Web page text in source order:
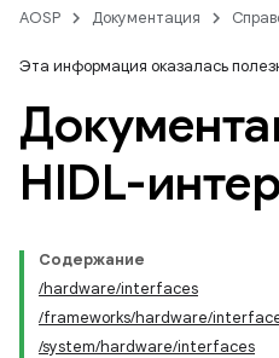
AOSP Документация
Эта информация оказалась
HIDL-
Содержание
/hardware/interfaces
/frameworks/hardware/
/system/hardware/interfaces